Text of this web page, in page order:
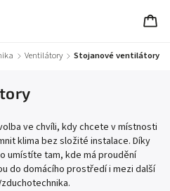
/ Ventilátory / Stojanové ventilátory
ve chvíli, kdy chcete v místnosti
klima bez složité instalace. Díky
umístíte tam, kde má proudění
do domácího prostředí i mezi další